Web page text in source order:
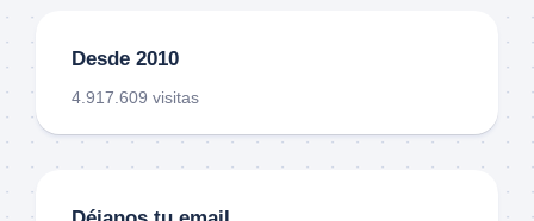
Desde 2010
4.917.609 visitas